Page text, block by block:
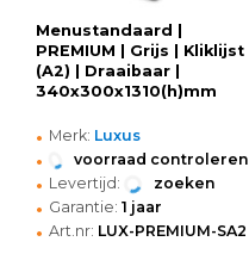
Menustandaard |
PREMIUM | Grijs | Kliklijst
(A2) | Draaibaar |
340x300x1310(h)mm
• Merk: Luxus
• voorraad controleren
• Levertijd: zoeken
• Garantie: 1 jaar
• Art.nr: LUX-PREMIUM-SA2